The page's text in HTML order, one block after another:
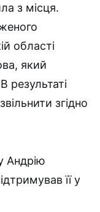
з місця.
області
який
результаті
згідно
Андрію
її у